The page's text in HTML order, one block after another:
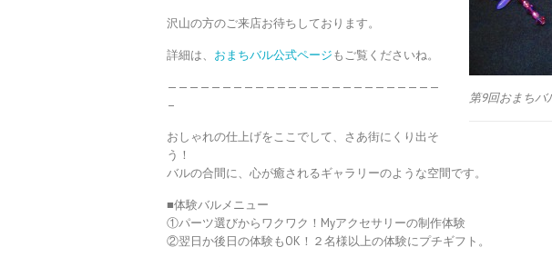
第9回おまちバ
沢山の方のご来店お待ちしております。
詳細は、 おまちバル公式ページもご覧くださいね。
—————————————————————————
–
おしゃれの仕上げをここでして、さあ街にくり出そ
う！
バルの合間に、心が癒されるギャラリーのような空間です。
■体験バルメニュー
①パーツ選びからワクワク！Myアクセサリーの制作体験
②翌日か後日の体験もOK！２名様以上の体験にプチギフト。